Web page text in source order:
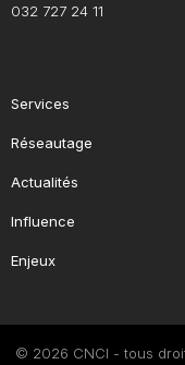
032 727 24 11
Services
Réseautage
Actualités
Influence
Enjeux
© 2026 CNCI - tous